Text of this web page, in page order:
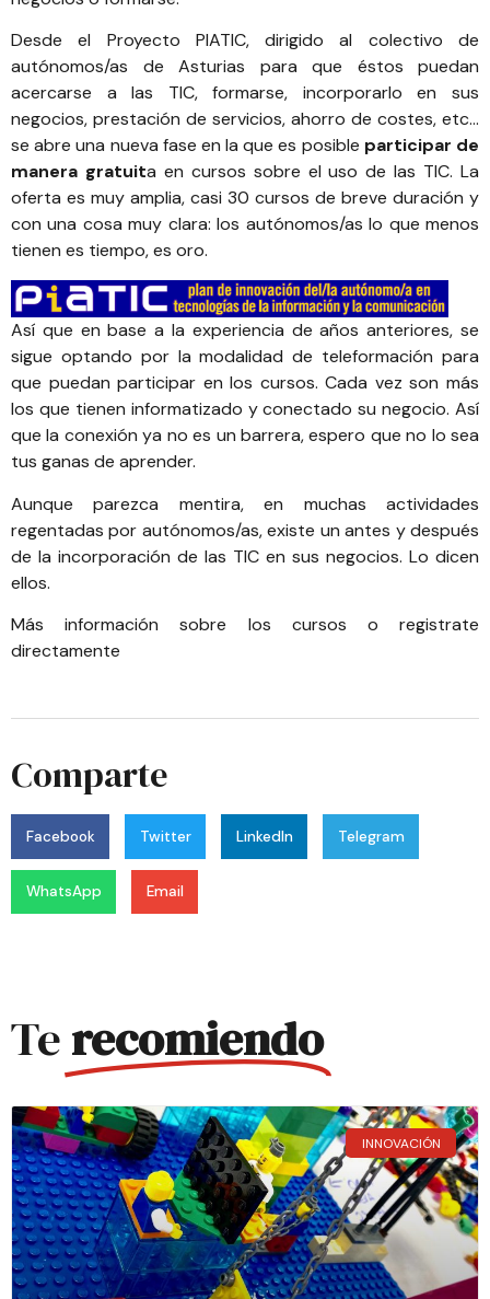
Desde el Proyecto PIATIC, dirigido al colectivo de
autónomos/as de Asturias para que éstos puedan
acercarse a las TIC, formarse, incorporarlo en sus
negocios, prestación de servicios, ahorro de costes, etc…
se abre una nueva fase en la que es posible participar de
manera gratuita en cursos sobre el uso de las TIC. La
oferta es muy amplia, casi 30 cursos de breve duración y
con una cosa muy clara: los autónomos/as lo que menos
tienen es tiempo, es oro.
Así que en base a la experiencia de años anteriores, se
sigue optando por la modalidad de teleformación para
que puedan participar en los cursos. Cada vez son más
los que tienen informatizado y conectado su negocio. Así
que la conexión ya no es un barrera, espero que no lo sea
tus ganas de aprender.
Aunque parezca mentira, en muchas actividades
regentadas por autónomos/as, existe un antes y después
de la incorporación de las TIC en sus negocios. Lo dicen
ellos.
Másinformación sobre los cursos oregistrate
directamente
Comparte
Facebook Twitter LinkedIn Telegram
WhatsApp Email
Terecomiendo
INNOVACIÓN